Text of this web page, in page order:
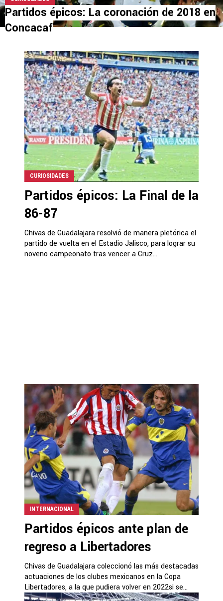
Partidos épicos: La coronación de 2018 en
Concacaf
CURIOSIDADES
Partidos épicos: La Final de la
86-87
Chivas de Guadalajara resolvió de manera pletórica el
partido de vuelta en el Estadio Jalisco, para lograr su
noveno campeonato tras vencer a Cruz...
INTERNACIONAL
Partidos épicos ante plan de
regreso a Libertadores
Chivas de Guadalajara coleccionó las más destacadas
actuaciones de los clubes mexicanos en la Copa
Libertadores, a la que pudiera volver en 2022si se...